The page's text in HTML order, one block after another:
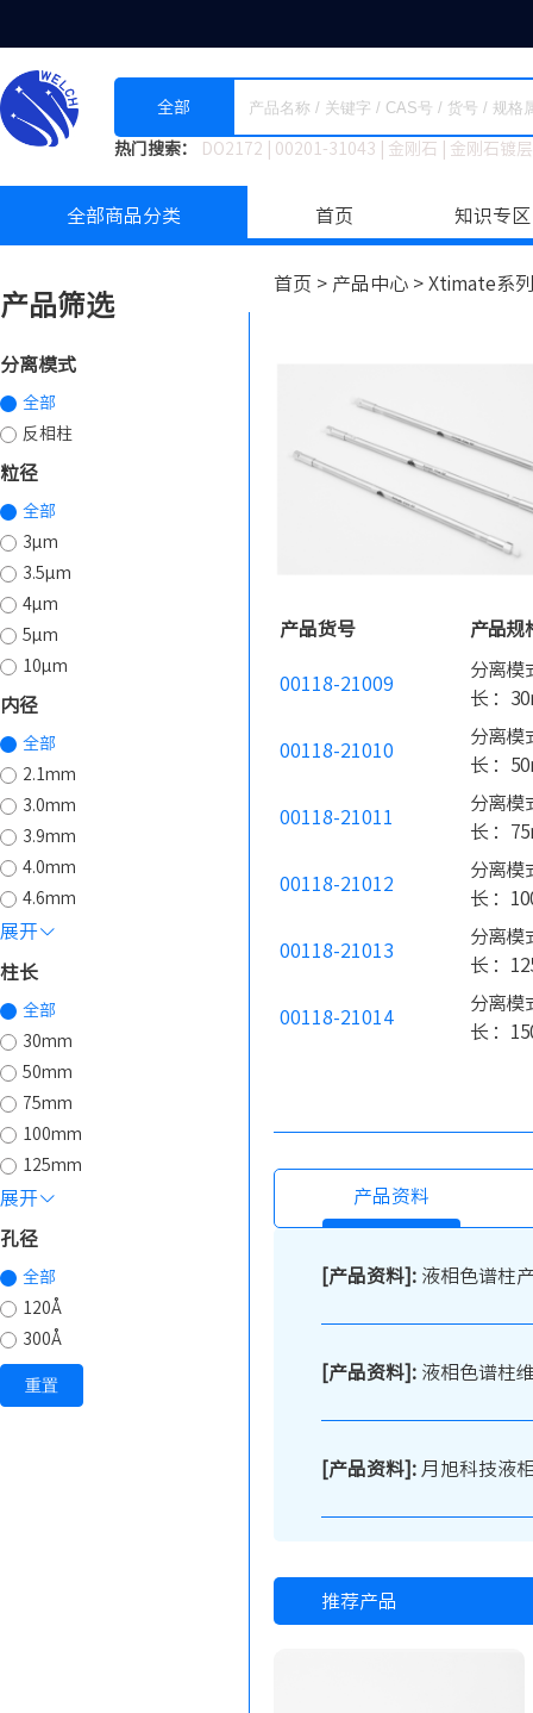
全部
热门搜索： DO2172 00201-31043 金刚石 金刚石镀
全部商品分类 首页 知识专区
首页 > 产品中心 > Xtimate系
产品筛选
分离模式
全部
反相柱
粒径
全部
3µm
3.5µm
4µm
5µm
10µm
内径
全部
2.1mm
3.0mm
3.9mm
4.0mm
4.6mm
展开
柱长
全部
30mm
50mm
75mm
100mm
125mm
展开
孔径
全部
120Å
300Å
重置
产品货号 产品规
00118-21009
分离模
长 ：
00118-21010
分离模
长 ：
00118-21011
分离模
长 ：
00118-21012
分离模
长 ：
00118-21013
分离模
长 ：
00118-21014
分离模
长 ：
产品资料
[产品资料]: 液相色谱柱
[产品资料]: 液相色谱柱
[产品资料]: 月旭科技液
推荐产品